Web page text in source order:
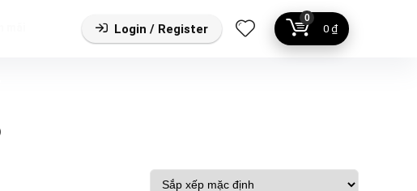
Login / Register
0
0 ₫